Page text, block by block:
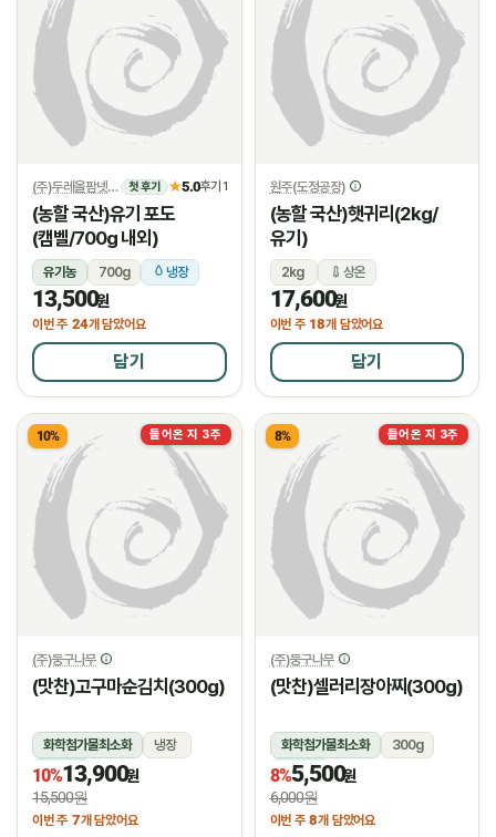
(주)두레올팜넷 첫 후기 ★5.0후기 1
(농할 국산)유기 포도
(캠벨/700g 내외)
유기농 700g 냉장
13,500원
이번 주 24개 담았어요
담기
원주(도정공장)
(농할 국산)햇귀리(2kg/
유기)
2kg 상온
17,600원
이번 주 18개 담았어요
담기
들어온 지 3주
10%
(주)둥구나무
(맛찬)고구마순김치(300g)
화학첨가물최소화
냉장
냉장
10%13,900원
15,500원
이번 주 7개 담았어요
들어온 지 3주
8%
(주)둥구나무
(맛찬)셀러리장아찌(300g)
화학첨가물최소화
300g
냉장
8%5,500원
6,000원
이번 주 8개 담았어요